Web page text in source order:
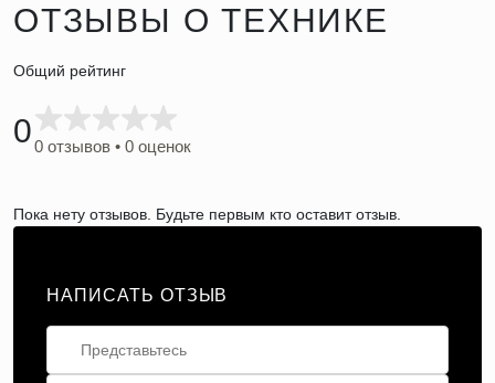
ОТЗЫВЫ О ТЕХНИКЕ
Общий рейтинг
00 отзывов • 0 оценок
Пока нету отзывов. Будьте первым кто оставит отзыв.
НАПИСАТЬ ОТЗЫВ